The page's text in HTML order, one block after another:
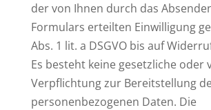
der von Ihnen durch das
Formulars erteilten Einwilligung
Abs. 1 lit. a DSGVO bis auf
Es besteht keine gesetzliche oder
Verpflichtung zur Bereitstellung
personenbezogenen Daten. Die